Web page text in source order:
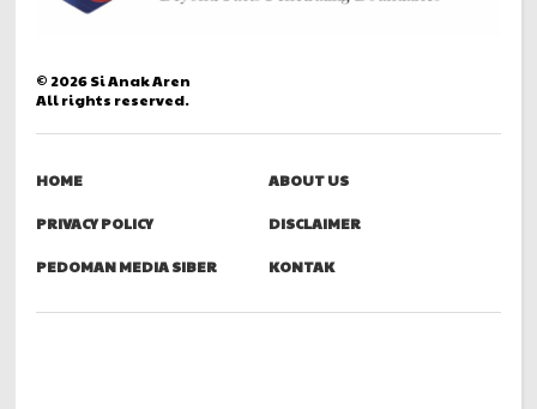
© 2026Si Anak Aren
All rights reserved.
HOME ABOUT US
PRIVACY POLICY DISCLAIMER
PEDOMAN MEDIA SIBER KONTAK